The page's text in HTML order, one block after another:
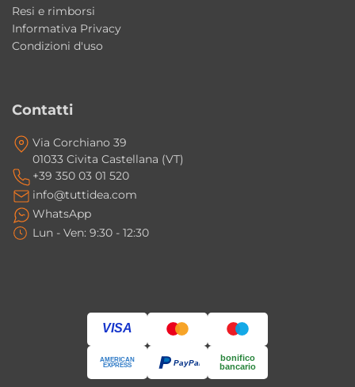
Resi e rimborsi
Informativa Privacy
Condizioni d'uso
Contatti
Via Corchiano 39
01033 Civita Castellana (VT)
+39 350 03 01 520
info@tuttidea.com
WhatsApp
Lun - Ven: 9:30 - 12:30
VISA
AMERICAN
EXPRESS PayPal
bonifico
bancario